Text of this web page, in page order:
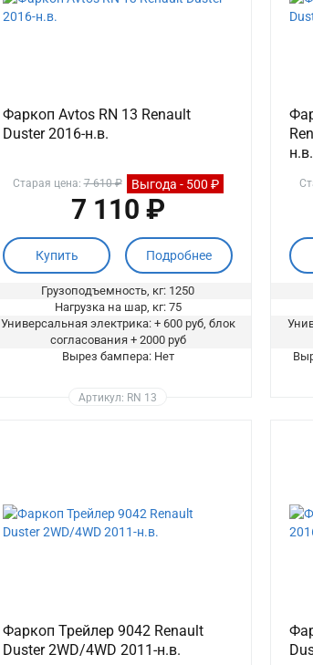
Фаркоп Avtos RN 13 Renault
Duster 2016-н.в.
Старая цена:7 610 ₽ Выгода - 500 ₽
7 110 ₽
Купить Подробнее
Грузоподъемность, кг: 1250
Нагрузка на шар, кг: 75
Универсальная электрика: + 600 руб, блок
согласования + 2000 руб
Вырез бампера: Нет
Артикул: RN 13
н.в.
Фаркоп Трейлер 9042 Renault
Duster 2WD/4WD 2011-н.в.